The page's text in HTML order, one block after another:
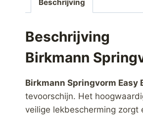
Beschrijving
Beschrijving
Birkmann
Birkmann Springvorm Easy
tevoorschijn. Het
veilige lekbescherming